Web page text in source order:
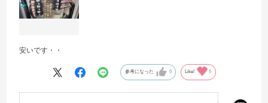
安いです・・
参考になった 0 Like! 0